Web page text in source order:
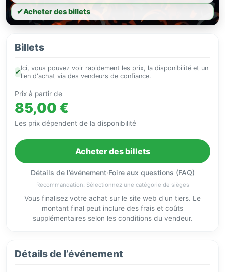
✔Acheter des billets
Billets
✔
Ici, vous pouvez voir rapidement les prix, la disponibilité et un
lien d'achat via des vendeurs de confiance.
Prix à partir de
85,00 €
Les prix dépendent de la disponibilité
Acheter des billets
Détails de l’événement·Foire aux questions (FAQ)
Recommandation: Sélectionnez une catégorie de sièges
Vous finalisez votre achat sur le site web d'un tiers. Le
montant final peut inclure des frais et coûts
supplémentaires selon les conditions du vendeur.
Détails de l’événement